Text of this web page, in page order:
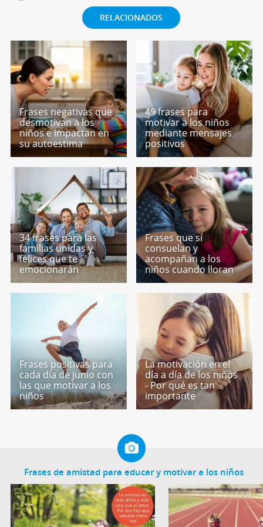
RELACIONADOS
Frases negativas que
desmotivan a los
niños e impactan en
su autoestima
49 frases para
motivar a los niños
mediante mensajes
positivos
34 frases para las
familias unidas y
felices que te
emocionarán
Frases que sí
consuelan y
acompañan a los
niños cuando lloran
Frases positivas para
cada día de junio con
las que motivar a los
niños
La motivación en el
día a día de los niños
- Por qué es tan
importante
Frases de amistad para educar y motivar a los niños